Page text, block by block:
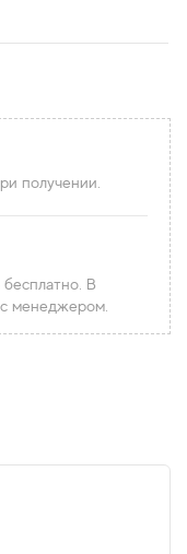
получении.
В
с менеджером.